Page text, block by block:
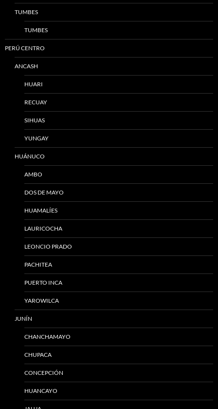
TUMBES
TUMBES
PERÚ CENTRO
ANCASH
HUARI
RECUAY
SIHUAS
YUNGAY
HUÁNUCO
AMBO
DOS DE MAYO
HUAMALÍES
LAURICOCHA
LEONCIO PRADO
PACHITEA
PUERTO INCA
YAROWILCA
JUNÍN
CHANCHAMAYO
CHUPACA
CONCEPCIÓN
HUANCAYO